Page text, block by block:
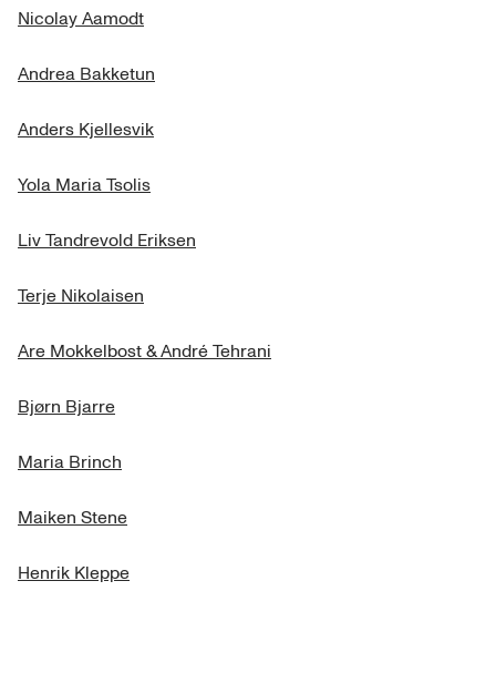
Nicolay Aamodt
Andrea Bakketun
Anders Kjellesvik
Yola Maria Tsolis
Liv Tandrevold Eriksen
Terje Nikolaisen
Are Mokkelbost & André Tehrani
Bjørn Bjarre
Maria Brinch
Maiken Stene
Henrik Kleppe